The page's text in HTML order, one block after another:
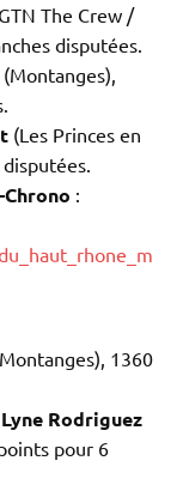
The Crew /
disputées.
(Montanges),
(Les Princes en
Chrono :
1360
Lyne Rodriguez
pour 6